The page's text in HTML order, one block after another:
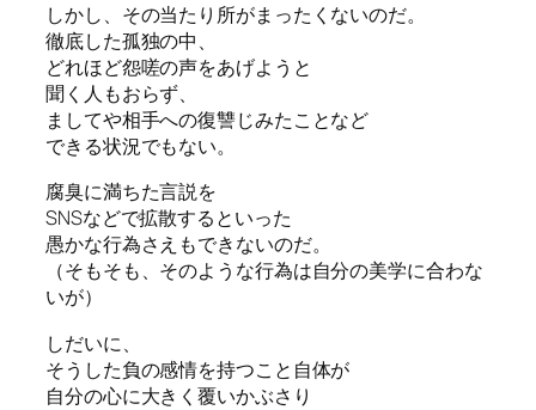
しかし、その当たり所がまったくないのだ。
徹底した孤独の中、
どれほど怨嗟の声をあげようと
聞く人もおらず、
ましてや相手への復讐じみたことなど
できる状況でもない。
腐臭に満ちた言説を
SNSなどで拡散するといった
愚かな行為さえもできないのだ。
（そもそも、そのような行為は自分の美学に合わな
いが）
しだいに、
そうした負の感情を持つこと自体が
自分の心に大きく覆いかぶさり